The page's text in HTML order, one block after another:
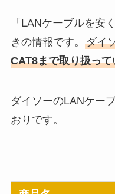
「LANケーブルを安
きの情報です。 ダイ
CAT8まで取り扱って
ダイソーのLANケー
おりです。